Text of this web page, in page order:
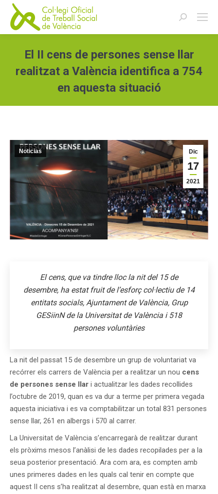
Buscar:
El II cens de persones sense llar
realitzat a València identifica a 754
en aquesta situació
Dic
17
2021
Noticias
El cens, que va tindre lloc la nit del 15 de
desembre, ha estat fruit de l’esforç col·lectiu de 14
entitats socials, Ajuntament de València, Grup
GESiinN de la Universitat de València i 518
persones voluntàries
La nit del passat 15 de desembre un grup de voluntariat va
recórrer els carrers de València per a realitzar un nou cens
de persones sense llar i actualitzar les dades recollides
l’octubre de 2019, quan es va dur a terme per primera vegada
aquesta iniciativa i es va comptabilitzar un total 831 persones
sense llar, 261 en albergs i 570 al carrer.
La Universitat de València s’encarregarà de realitzar durant
els pròxims mesos l’anàlisi de les dades recopilades per a la
seua posterior presentació. Ara com ara, es compten amb
unes primeres dades en les quals cal tenir en compte que
aquest II cens s’ha realitzat al desembre, quan està en marxa